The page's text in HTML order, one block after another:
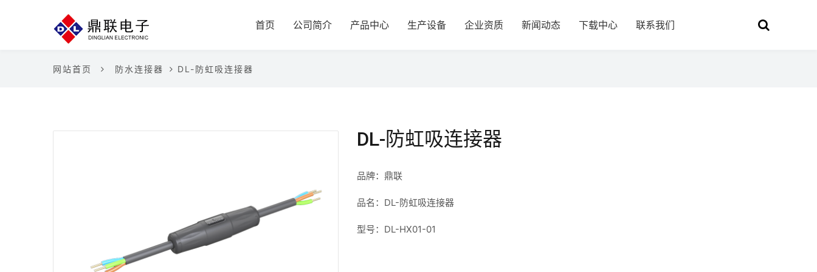
首页 公司简介 产品中心 生产设备 企业资质 新闻动态 下载中心 联系我们
网站首页 防水连接器 DL-防虹吸连接器
DL-防虹吸连接器
品牌：鼎联
品名：DL-防虹吸连接器
型号：DL-HX01-01